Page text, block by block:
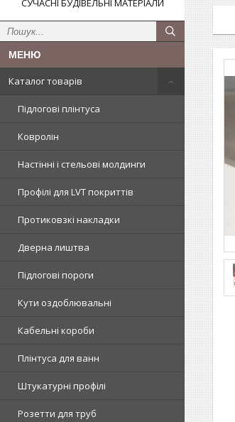
СУЧАСНІ БУДІВЕЛЬНІ МАТЕРІАЛИ
Каталог товарів
Підлогові плінтуса
Ковролін
Настінні і стельові молдинги
Профілі для LVT покриттів
Протиковзкі накладки
Дверна лиштва
Підлогові пороги
Кути оздоблювальні
Кабельні короби
Плінтуса для ванн
Штукатурні профілі
Розетти для труб